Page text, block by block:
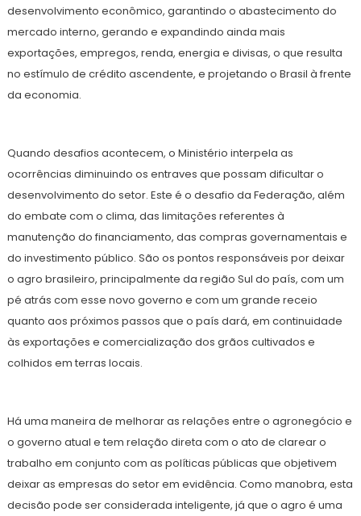
desenvolvimento econômico, garantindo o abastecimento do
mercado interno, gerando e expandindo ainda mais
exportações, empregos, renda, energia e divisas, o que resulta
no estímulo de crédito ascendente, e projetando o Brasil à frente
da economia.
Quando desafios acontecem, o Ministério interpela as
ocorrências diminuindo os entraves que possam dificultar o
desenvolvimento do setor. Este é o desafio da Federação, além
do embate com o clima, das limitações referentes à
manutenção do financiamento, das compras governamentais e
do investimento público. São os pontos responsáveis por deixar
o agro brasileiro, principalmente da região Sul do país, com um
pé atrás com esse novo governo e com um grande receio
quanto aos próximos passos que o país dará, em continuidade
às exportações e comercialização dos grãos cultivados e
colhidos em terras locais.
Há uma maneira de melhorar as relações entre o agronegócio e
o governo atual e tem relação direta com o ato de clarear o
trabalho em conjunto com as políticas públicas que objetivem
deixar as empresas do setor em evidência. Como manobra, esta
decisão pode ser considerada inteligente, já que o agro é uma